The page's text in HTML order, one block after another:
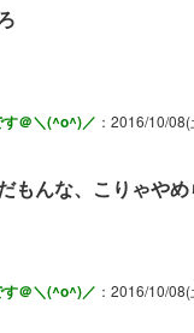
＠＼(^o^)／ ：2016/10/
もんな、こりゃや
＠＼(^o^)／ ：2016/10/